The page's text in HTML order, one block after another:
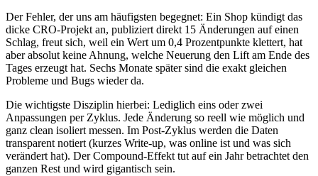
Der Fehler, der uns am häufigsten begegnet: Ein Shop kündigt das
dicke CRO-Projekt an, publiziert direkt 15 Änderungen auf einen
Schlag, freut sich, weil ein Wert um 0,4 Prozentpunkte klettert, hat
aber absolut keine Ahnung, welche Neuerung den Lift am Ende des
Tages erzeugt hat. Sechs Monate später sind die exakt gleichen
Probleme und Bugs wieder da.
Die wichtigste Disziplin hierbei: Lediglich eins oder zwei
Anpassungen per Zyklus. Jede Änderung so reell wie möglich und
ganz clean isoliert messen. Im Post-Zyklus werden die Daten
transparent notiert (kurzes Write-up, was online ist und was sich
verändert hat). Der Compound-Effekt tut auf ein Jahr betrachtet den
ganzen Rest und wird gigantisch sein.